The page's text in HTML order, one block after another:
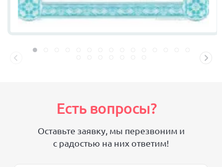
Есть вопросы?
Оставьте заявку, мы перезвоним и
с радостью на них ответим!